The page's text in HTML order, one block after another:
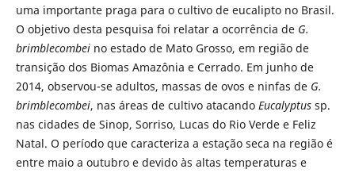
uma importante praga para o cultivo de eucalipto no Brasil.
O objetivo desta pesquisa foi relatar a ocorrência de G.
brimblecombeino estado de Mato Grosso, em região de
transição dos Biomas Amazônia e Cerrado. Em junho de
2014, observou-se adultos, massas de ovos e ninfas de G.
brimblecombei, nas áreas de cultivo atacando Eucalyptussp.
nas cidades de Sinop, Sorriso, Lucas do Rio Verde e Feliz
Natal. O período que caracteriza a estação seca na região é
entre maio a outubro e devido às altas temperaturas e